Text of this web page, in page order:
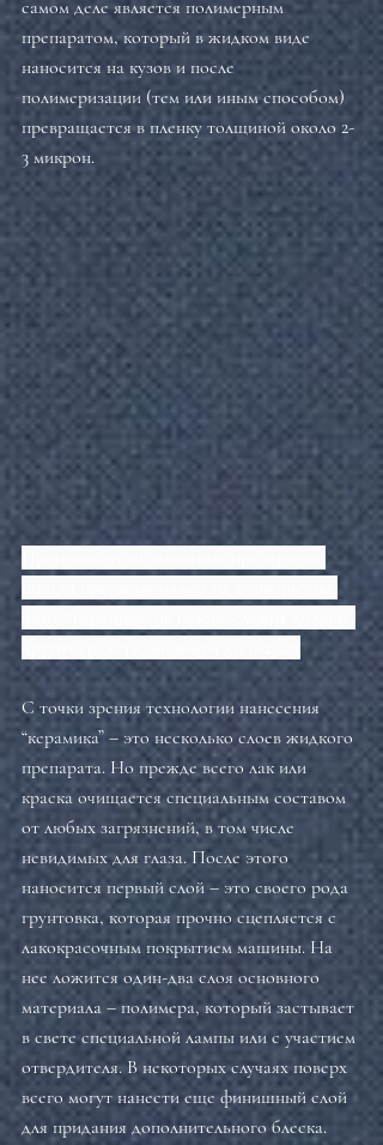
самом деле является полимерным
препаратом, который в жидком виде
наносится на кузов и после
полимеризации (тем или иным способом)
превращается в пленку толщиной около 2-
3 микрон.
С точки зрения технологии нанесения
“керамика” – это несколько слоев жидкого
препарата. Но прежде всего лак или
краска очищается специальным составом
от любых загрязнений, в том числе
невидимых для глаза. После этого
наносится первый слой – это своего рода
грунтовка, которая прочно сцепляется с
лакокрасочным покрытием машины. На
нее ложится один-два слоя основного
материала – полимера, который застывает
в свете специальной лампы или с участием
отвердителя. В некоторых случаях поверх
всего могут нанести еще финишный слой
для придания дополнительного блеска.